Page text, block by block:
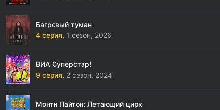
Багровый туман
4 серия, 1 сезон, 2026
ВИА Суперстар!
9 серия, 2 сезон, 2024
Монти Пайтон: Летающий цирк